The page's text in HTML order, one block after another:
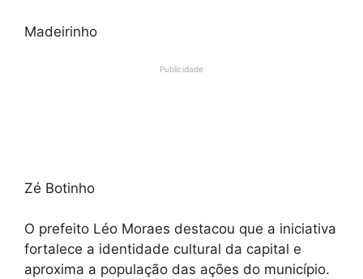
Madeirinho
Publicidade
Zé Botinho
O prefeito Léo Moraes destacou que a iniciativa
fortalece a identidade cultural da capital e
aproxima a população das ações do município.